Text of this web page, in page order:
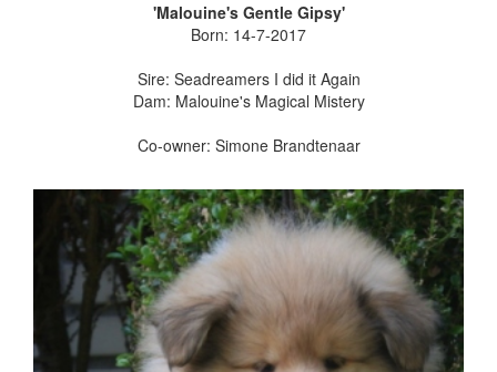
'Malouine's Gentle Gipsy'
Born: 14-7-2017
Sire: Seadreamers I did it Again
Dam: Malouine's Magical Mistery
Co-owner: Simone Brandtenaar